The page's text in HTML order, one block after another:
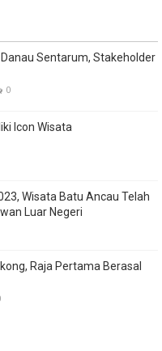
Sentarum, Stakeholder
0
Icon Wisata
Wisata Batu Ancau Telah
Luar Negeri
Raja Pertama Berasal